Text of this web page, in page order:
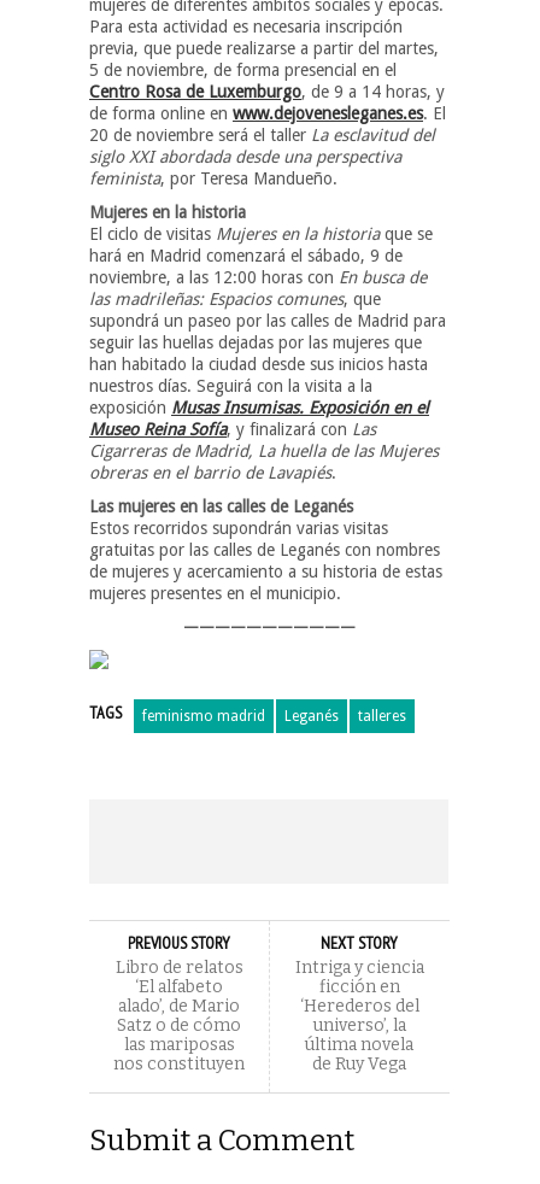
mujeres de diferentes ámbitos sociales y épocas.
Para esta actividad es necesaria inscripción
previa, que puede realizarse a partir del martes,
5 de noviembre, de forma presencial en el
Centro Rosa de Luxemburgo, de 9 a 14 horas, y
de forma online en www.dejovenesleganes.es. El
20 de noviembre será el taller La esclavitud del
siglo XXI abordada desde una perspectiva
feminista, por Teresa Mandueño.
Mujeres en la historia
El ciclo de visitas Mujeres en la historiaque se
hará en Madrid comenzará el sábado, 9 de
noviembre, a las 12:00 horas con En busca de
las madrileñas: Espacios comunes, que
supondrá un paseo por las calles de Madrid para
seguir las huellas dejadas por las mujeres que
han habitado la ciudad desde sus inicios hasta
nuestros días. Seguirá con la visita a la
exposición Musas Insumisas. Exposición en el
Museo Reina Sofía, y finalizará con Las
Cigarreras de Madrid, La huella de las Mujeres
obreras en el barrio de Lavapiés.
Las mujeres en las calles de Leganés
Estos recorridos supondrán varias visitas
gratuitas por las calles de Leganés con nombres
de mujeres y acercamiento a su historia de estas
mujeres presentes en el municipio.
———————————
TAGS feminismo madrid Leganés talleres
PREVIOUS STORY
Libro de relatos
‘El alfabeto
alado’, de Mario
Satz o de cómo
las mariposas
nos constituyen
NEXT STORY
Intriga y ciencia
ficción en
‘Herederos del
universo’, la
última novela
de Ruy Vega
Submit a Comment